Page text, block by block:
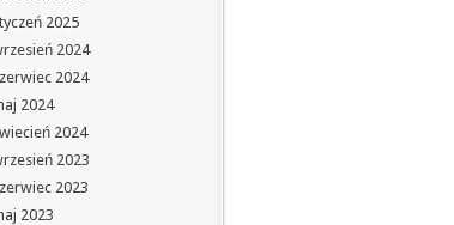
2025
2024
2024
2024
2024
2023
2023
2023